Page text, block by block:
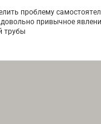
проблему
привычное
трубы